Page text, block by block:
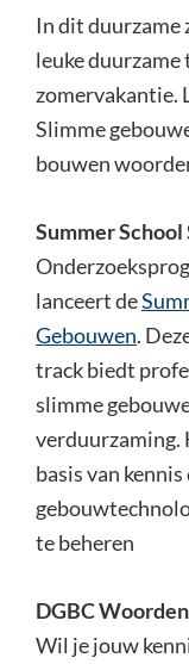
In dit duurzame
leuke
zomervakantie.
Slimme
bouwen
Summer
lanceert de
Gebouwen.
track biedt
slimme
verduurzaming.
basis van
te beheren
DGBC
Wil je jouw